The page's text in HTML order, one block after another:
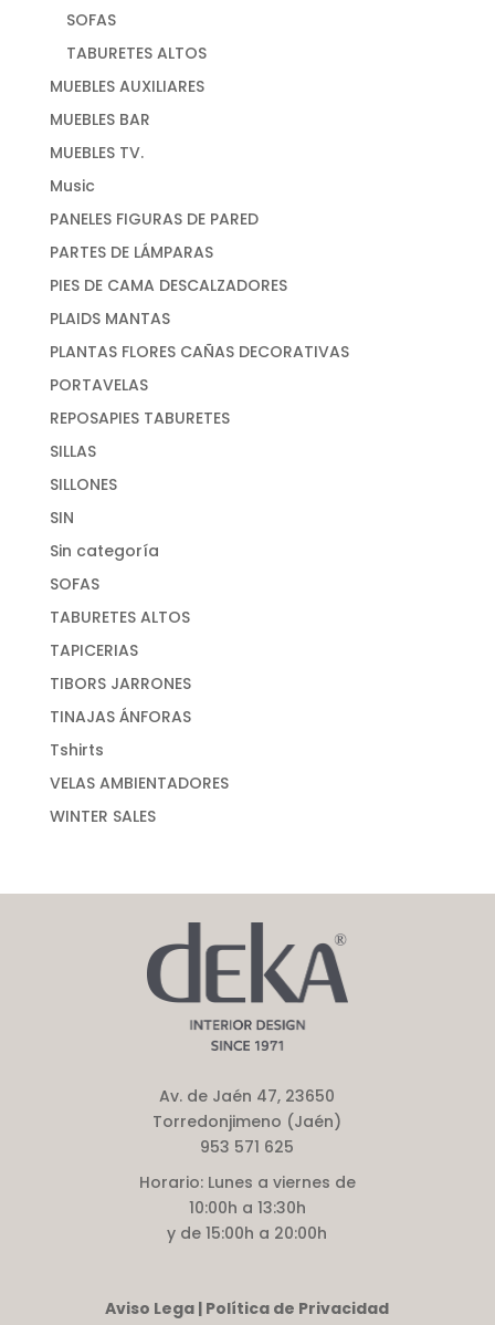
SOFAS
TABURETES ALTOS
MUEBLES AUXILIARES
MUEBLES BAR
MUEBLES TV.
Music
PANELES FIGURAS DE PARED
PARTES DE LÁMPARAS
PIES DE CAMA DESCALZADORES
PLAIDS MANTAS
PLANTAS FLORES CAÑAS DECORATIVAS
PORTAVELAS
REPOSAPIES TABURETES
SILLAS
SILLONES
SIN
Sin categoría
SOFAS
TABURETES ALTOS
TAPICERIAS
TIBORS JARRONES
TINAJAS ÁNFORAS
Tshirts
VELAS AMBIENTADORES
WINTER SALES
Av. de Jaén 47, 23650
Torredonjimeno (Jaén)
953 571 625
Horario:Lunes a viernes de
10:00h a 13:30h
y de 15:00h a 20:00h
Aviso Lega | Política de Privacidad